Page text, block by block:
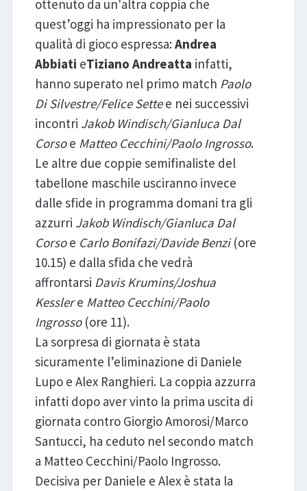
ottenuto da un'altra coppia che
quest’oggi ha impressionato per la
qualità di gioco espressa:Andrea
Abbiati eTiziano Andreatta infatti,
hanno superato nel primo match Paolo
Di Silvestre/Felice Settee nei successivi
incontri Jakob Windisch/Gianluca Dal
Corsoe Matteo Cecchini/Paolo Ingrosso.
Le altre due coppie semifinaliste del
tabellone maschile usciranno invece
dalle sfide in programma domani tra gli
azzurri Jakob Windisch/Gianluca Dal
Corsoe Carlo Bonifazi/Davide Benzi(ore
10.15) e dalla sfida che vedrà
affrontarsi Davis Krumins/Joshua
Kesslere Matteo Cecchini/Paolo
Ingrosso (ore 11).
La sorpresa di giornata è stata
sicuramente l’eliminazione di Daniele
Lupo e Alex Ranghieri. La coppia azzurra
infatti dopo aver vinto la prima uscita di
giornata contro Giorgio Amorosi/Marco
Santucci, ha ceduto nel secondo match
a Matteo Cecchini/Paolo Ingrosso.
Decisiva per Daniele e Alex è stata la